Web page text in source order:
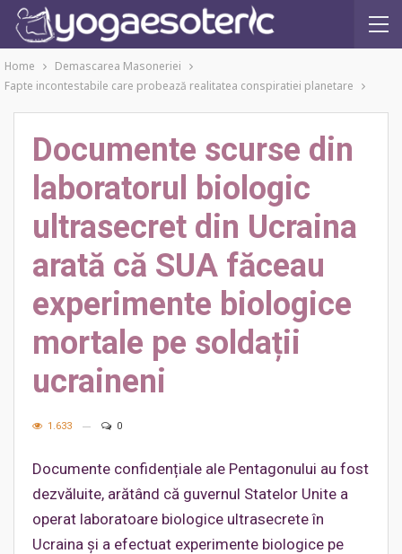
Home
Demascarea Masoneriei
Fapte incontestabile care probează realitatea conspiratiei planetare
Documente scurse din
laboratorul biologic
ultrasecret din Ucraina
arată că SUA făceau
experimente biologice
mortale pe soldații
ucraineni
1.633 0
Documente confidențiale ale Pentagonului au fost
dezvăluite, arătând că guvernul Statelor Unite a
operat laboratoare biologice ultrasecrete în
Ucraina și a efectuat experimente biologice pe